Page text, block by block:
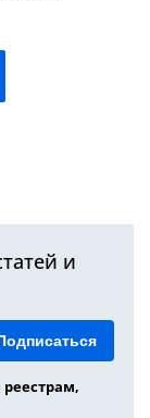
и
реестрам,